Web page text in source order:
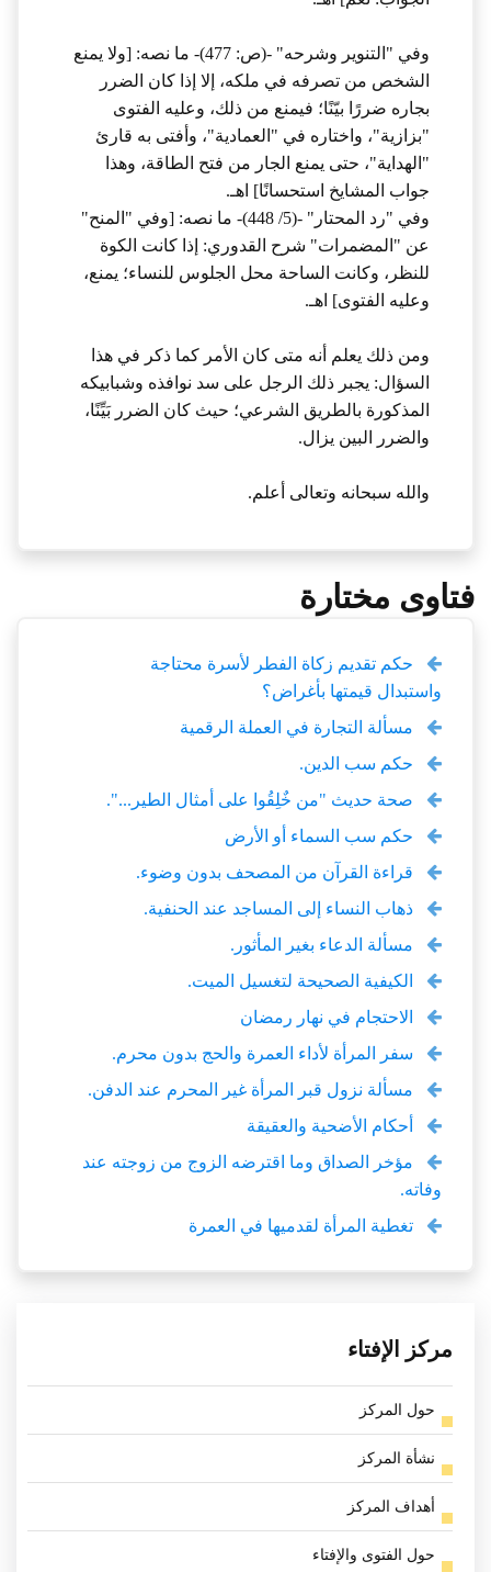
وفي "التنوير وشرحه" -(ص: 477)- ما نصه: [ولا يمنع
الشخص من تصرفه في ملكه، إلا إذا كان الضرر
بجاره ضررًا بيّنًا؛ فيمنع من ذلك، وعليه الفتوى
"بزازية"، واختاره في "العمادية"، وأفتى به قارئ
"الهداية"، حتى يمنع الجار من فتح الطاقة، وهذا
جواب المشايخ استحسانًا] اهـ.
وفي "رد المحتار" -(5/ 448)- ما نصه: [وفي "المنح"
عن "المضمرات" شرح القدوري: إذا كانت الكوة
للنظر، وكانت الساحة محل الجلوس للنساء؛ يمنع،
وعليه الفتوى] اهـ.
ومن ذلك يعلم أنه متى كان الأمر كما ذكر في هذا
السؤال: يجبر ذلك الرجل على سد نوافذه وشبابيكه
المذكورة بالطريق الشرعي؛ حيث كان الضرر بَيِّنًا،
والضرر البين يزال.
والله سبحانه وتعالى أعلم.
فتاوى مختارة
حكم تقديم زكاة الفطر لأسرة محتاجة
واستبدال قيمتها بأغراض؟
مسألة التجارة في العملة الرقمية
حكم سب الدين.
صحة حديث "من خٌلِقُوا على أمثال الطير...".
حكم سب السماء أو الأرض
قراءة القرآن من المصحف بدون وضوء.
ذهاب النساء إلى المساجد عند الحنفية.
مسألة الدعاء بغير المأثور.
الكيفية الصحيحة لتغسيل الميت.
الاحتجام في نهار رمضان
سفر المرأة لأداء العمرة والحج بدون محرم.
مسألة نزول قبر المرأة غير المحرم عند الدفن.
أحكام الأضحية والعقيقة
مؤخر الصداق وما اقترضه الزوج من زوجته عند
وفاته.
تغطية المرأة لقدميها في العمرة
مركز الإفتاء
حول المركز
نشأة المركز
أهداف المركز
حول الفتوى والإفتاء